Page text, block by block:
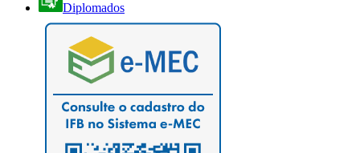
Diplomados